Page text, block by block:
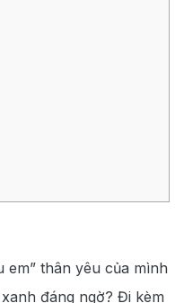
em” thân yêu của mình
đáng ngờ? Đi kèm